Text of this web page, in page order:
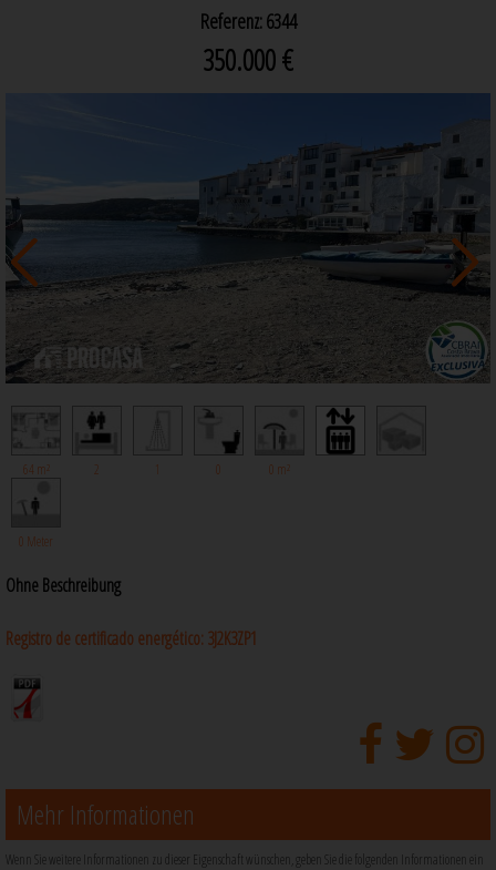
Referenz: 6344
350.000 €
64 m² 2 1 0 0 m²
0 Meter
Ohne Beschreibung
Registro de certificado energético: 3J2K3ZP1
Mehr Informationen
Wenn Sie weitere Informationen zu dieser Eigenschaft wünschen, geben Sie die folgenden Informationen ein